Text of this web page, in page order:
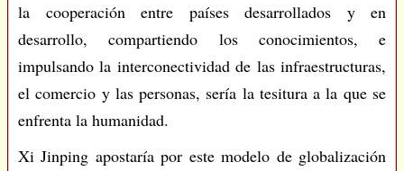
la cooperación entre países desarrollados y en
desarrollo, compartiendo los conocimientos, e
impulsando la interconectividad de las infraestructuras,
el comercio y las personas, sería la tesitura a la que se
enfrenta la humanidad.
Xi Jinping apostaría por este modelo de globalización